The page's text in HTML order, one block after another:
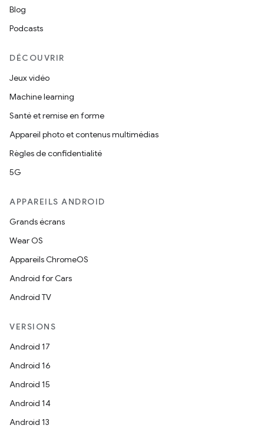
Blog
Podcasts
DÉCOUVRIR
Jeux vidéo
Machine learning
Santé et remise en forme
Appareil photo et contenus multimédias
Règles de confidentialité
5G
APPAREILS ANDROID
Grands écrans
Wear OS
Appareils ChromeOS
Android for Cars
Android TV
VERSIONS
Android 17
Android 16
Android 15
Android 14
Android 13